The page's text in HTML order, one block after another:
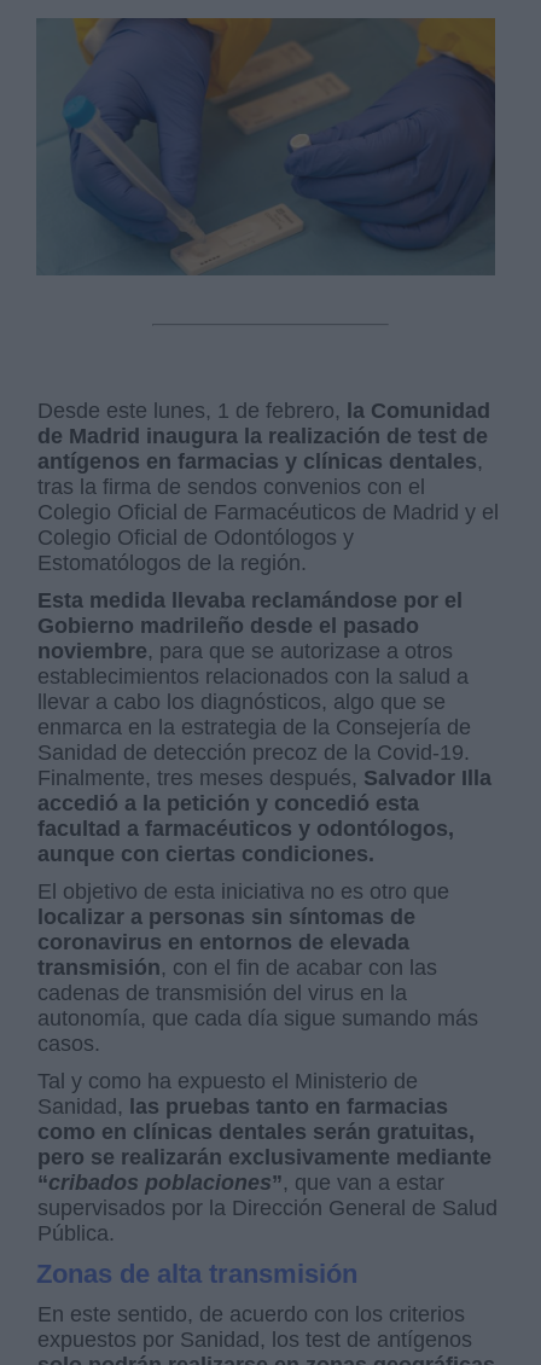
Desde este lunes, 1 de febrero,
la Comunidad
de Madrid inaugura la realización de test de
antígenos en farmacias y clínicas dentales,
tras la firma de sendos convenios con el
Colegio Oficial de Farmacéuticos de Madrid y el
Colegio Oficial de Odontólogos y
Estomatólogos de la región.
Esta medida llevaba reclamándose por el
Gobierno madrileño desde el pasado
noviembre, para que se autorizase a otros
establecimientos relacionados con la salud a
llevar a cabo los diagnósticos, algo que se
enmarca en la estrategia de la Consejería de
Sanidad de detección precoz de la Covid-19.
Finalmente, tres meses después, Salvador Illa
accedió a la petición y concedió esta
facultad a farmacéuticos y odontólogos,
aunque con ciertas condiciones.
El objetivo de esta iniciativa no es otro que
localizar a personas sin síntomas de
coronavirus en entornos de elevada
transmisión, con el fin de acabar con las
cadenas de transmisión del virus en la
autonomía, que cada día sigue sumando más
casos.
Tal y como ha expuesto el Ministerio de
Sanidad,
las pruebas tanto en farmacias
como en clínicas dentales serán gratuitas,
pero se realizarán exclusivamente mediante
“cribados poblaciones”, que van a estar
supervisados por la Dirección General de Salud
Pública.
Zonas de alta transmisión
En este sentido, de acuerdo con los criterios
expuestos por Sanidad, los test de antígenos